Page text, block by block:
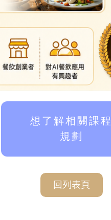
想了解相關課程
規劃
回列表頁